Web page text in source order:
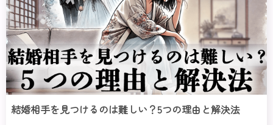
結婚相手を見つけるのは難しい？5つの理由と解決法